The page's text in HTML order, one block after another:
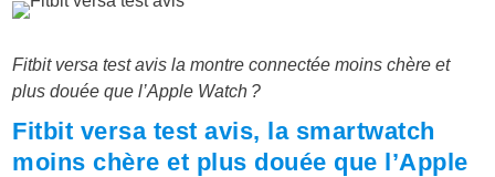
Fitbit versa test avis la montre connectée moins chère et
plus douée que l’Apple Watch ?
Fitbit versa test avis, la smartwatch
moins chère et plus douée que l’Apple